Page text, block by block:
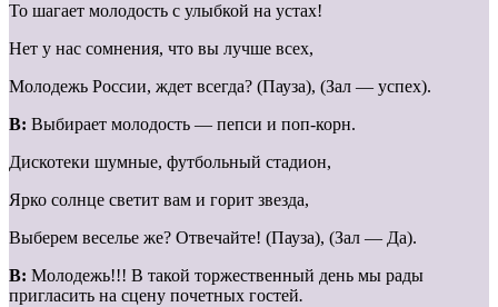
То шагает молодость с улыбкой на устах!
Нет у нас сомнения, что вы лучше всех,
Молодежь России, ждет всегда? (Пауза), (Зал — успех).
В: Выбирает молодость — пепси и поп-корн.
Дискотеки шумные, футбольный стадион,
Ярко солнце светит вам и горит звезда,
Выберем веселье же? Отвечайте! (Пауза), (Зал — Да).
В: Молодежь!!! В такой торжественный день мы рады
пригласить на сцену почетных гостей.